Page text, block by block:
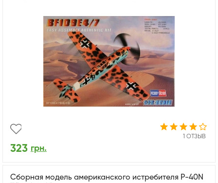
1 ОТЗЫВ
323 грн.
Сборная модель американского истребителя P-40N